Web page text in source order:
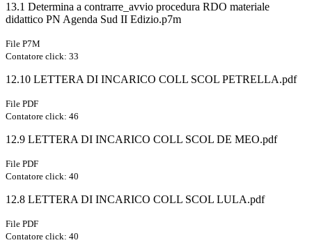
13.1 Determina a contrarre_avvio procedura RDO materiale
didattico PN Agenda Sud II Edizio.p7m
File P7M
Contatore click: 33
12.10 LETTERA DI INCARICO COLL SCOL PETRELLA.pdf
File PDF
Contatore click: 46
12.9 LETTERA DI INCARICO COLL SCOL DE MEO.pdf
File PDF
Contatore click: 40
12.8 LETTERA DI INCARICO COLL SCOL LULA.pdf
File PDF
Contatore click: 40